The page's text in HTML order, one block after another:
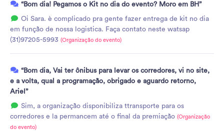
“Bom dia! Pegamos o Kit no dia do evento? Moro em BH”
Oi Sara. è complicado pra gente fazer entrega de kit no dia
em função de nossa logistica. Faça contato neste watsap
(31)97205-5993 (Organização do evento)
“Bom dia, Vai ter ônibus para levar os corredores, vi no site,
e a volta, qual a programação, obrigado e aguardo retorno,
Ariel”
Sim, a organização disponibiliza ttransporte para os
corredores e la permancem até o final da premiação (Organização
do evento)